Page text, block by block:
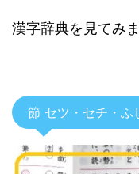
漢字辞典を見てみま
節 セツ・セチ・ふ